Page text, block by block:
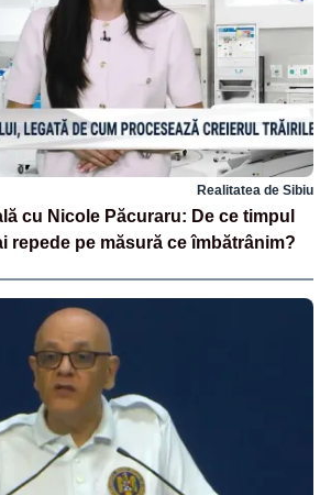
Realitatea de Sibiu
cu Nicole Păcuraru: De ce timpul
repede pe măsură ce îmbătrânim?